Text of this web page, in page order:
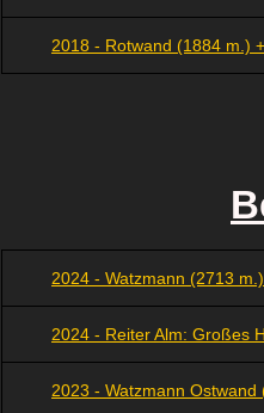
2018 - Rotwand (1884 m.)
2024 - Watzmann (2713
2024 - Reiter Alm: Großes
2023 - Watzmann Ostwand